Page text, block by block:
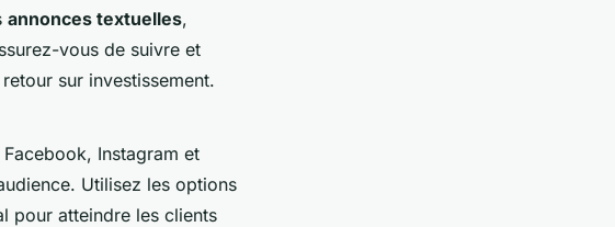
annonces textuelles,
vous de suivre et
sur investissement.
Instagram et
Utilisez les options
pour atteindre les clients